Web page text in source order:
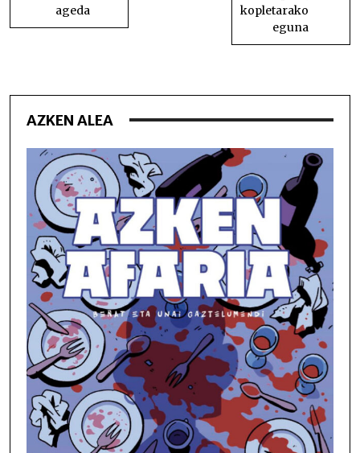
ageda
kopletarako
eguna
AZKEN ALEA